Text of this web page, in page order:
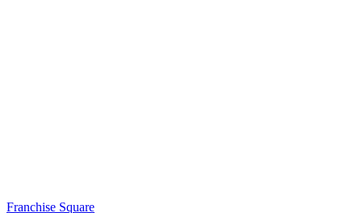
Franchise Square